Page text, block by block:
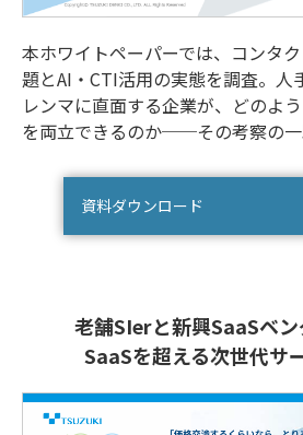
本ホワイトペーパーでは、コンタ
題とAI・CTI活用の実態を調査。人
レンマに直面する企業が、どのよ
を両立できるのか──その考察の一
資料ダウンロード
老舗SIerと新興SaaSベン
SaaSを超える次世代サ